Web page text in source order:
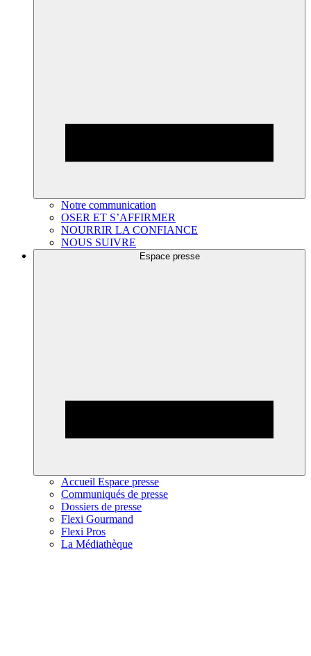
Notre communication
OSER ET S’AFFIRMER
NOURRIR LA CONFIANCE
NOUS SUIVRE
Espace presse
Accueil Espace presse
Communiqués de presse
Dossiers de presse
Flexi Gourmand
Flexi Pros
La Médiathèque